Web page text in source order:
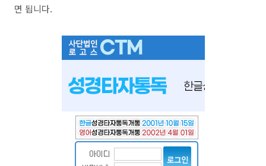
면 됩니다.